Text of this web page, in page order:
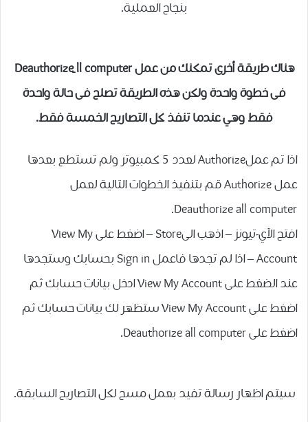
بنجاح العملية.
هناك طريقة أخرى تمكنك من عمل Deauthorize ِll computer
فى خطوة واحدةولكن هذه الطريقة تصلح فى حالة واحدة
فقط وهي عندما تنفذ كل التصاريح الخمسة فقط.
اذا تم عملAuthorize لعدد 5 كمبيوتر ولم تستطع بعدها
عمل Authorize قم بتنفيذ الخطوات التالية لعمل
Deauthorize all computer.
افتح الآي-تيونز – اذهب الىStore – اضغط على View My
Account – اذا لم تجدها فاعمل Sign in بحسابك وستجدها
عند الضغط على View My Account ادخل بيانات حسابك ثم
اضغط على View My Account ستظهر لك بيانات حسابك ثم
اضغط على Deauthorize all computer.
سيتم اظهار رسالة تفيد بعمل مسح لكل التصاريح السابقة.